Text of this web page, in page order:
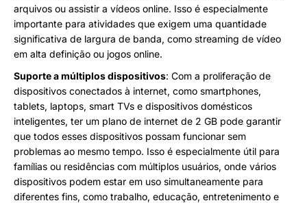
arquivos ou assistir a vídeos online. Isso é especialmente
importante para atividades que exigem uma quantidade
significativa de largura de banda, como streaming de vídeo
em alta definição ou jogos online.
Suporte a múltiplos dispositivos: Com a proliferação de
dispositivos conectados à internet, como smartphones,
tablets, laptops, smart TVs e dispositivos domésticos
inteligentes, ter um plano de internet de 2 GB pode garantir
que todos esses dispositivos possam funcionar sem
problemas ao mesmo tempo. Isso é especialmente útil para
famílias ou residências com múltiplos usuários, onde vários
dispositivos podem estar em uso simultaneamente para
diferentes fins, como trabalho, educação, entretenimento e